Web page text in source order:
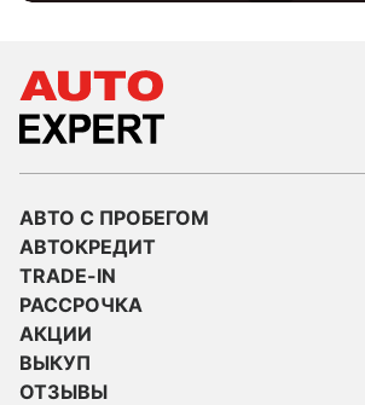
АВТО С ПРОБЕГОМ
АВТОКРЕДИТ
TRADE-IN
РАССРОЧКА
АКЦИИ
ВЫКУП
ОТЗЫВЫ